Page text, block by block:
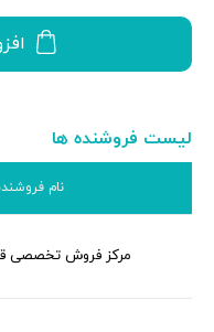
لیست فروشنده ها
نام
مرکز فروش تخصصی